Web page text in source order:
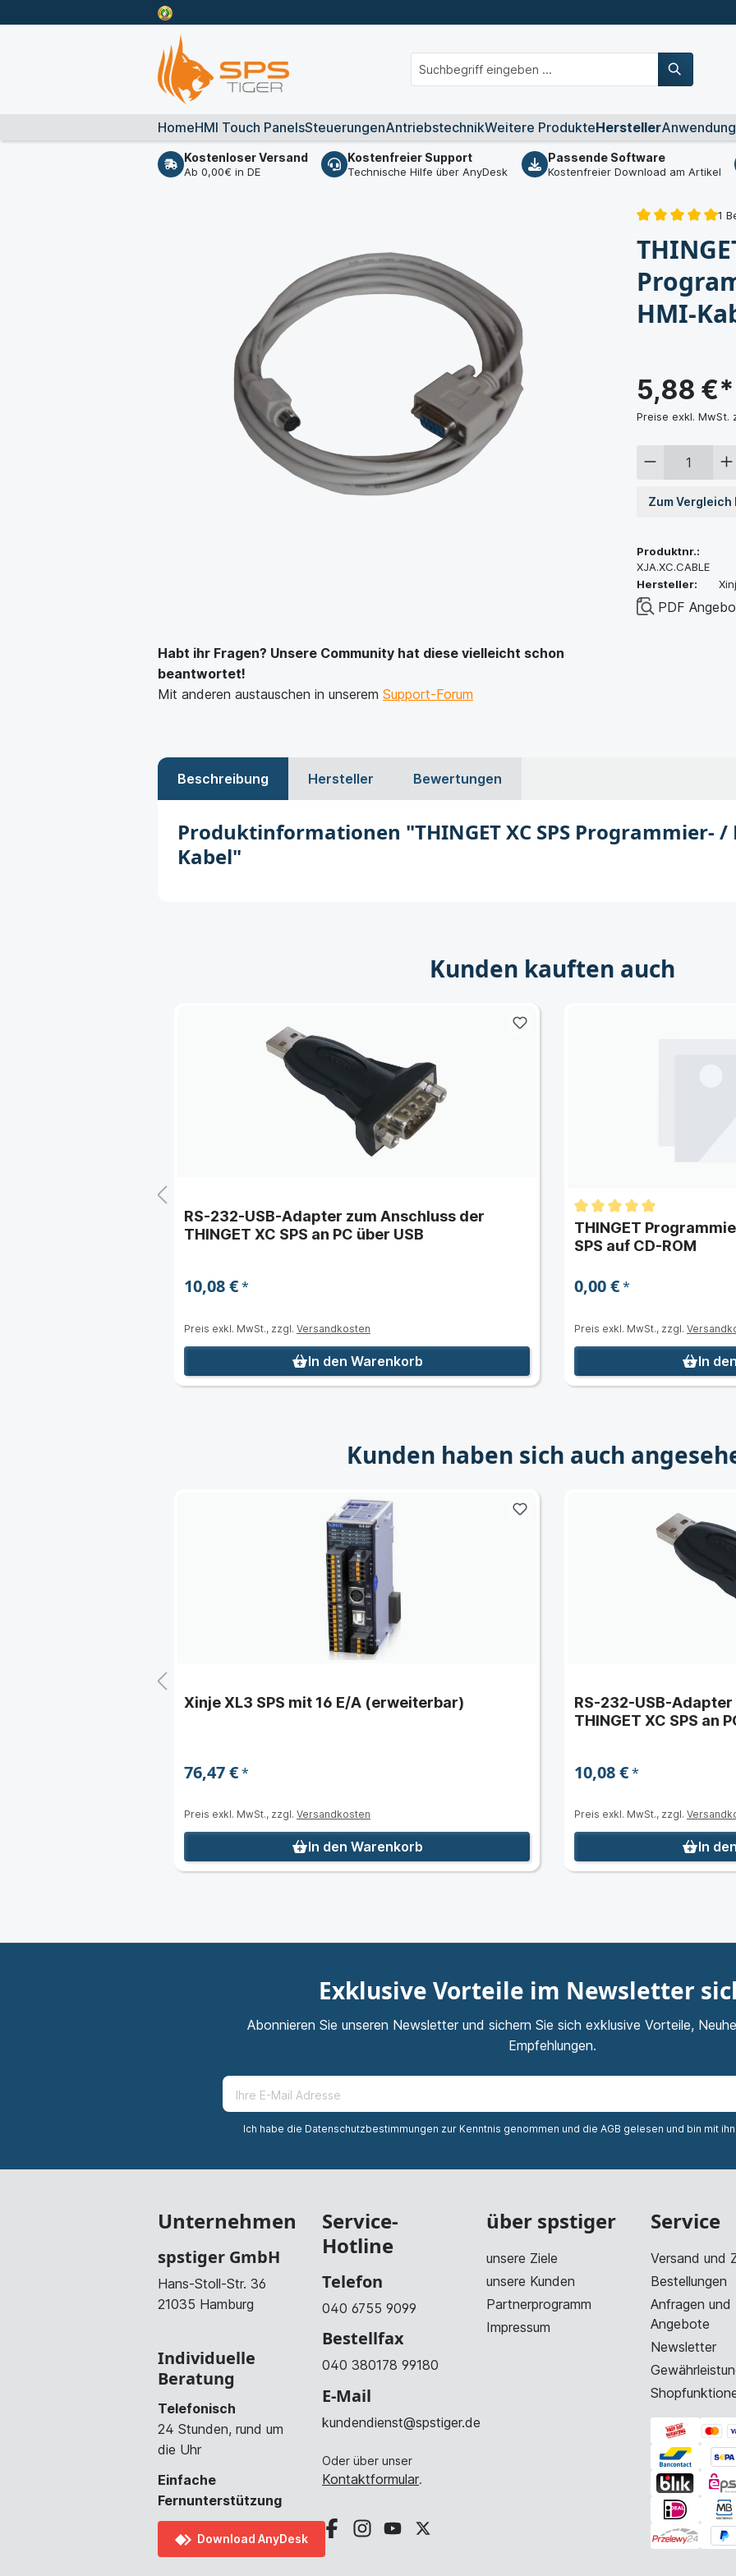
HomeHMI Touch PanelsSteuerungenAntriebstechnikWeitere ProdukteHersteller
Kostenloser Versand
Ab 0,00€ in DE
Kostenfreier Support
Technische Hilfe über AnyDesk
Passende Software
Kostenfreier Download am Artikel
Habt ihr Fragen? Unsere Community hat diese vielleicht schon
beantwortet!
Mit anderen austauschen in unserem Support-Forum
1
HMI-
5,88 €*
Preise exkl. MwSt.
Zum
Produktnr.:
XJA.XC.CABLE
Hersteller:
PDF
Kunden kauften auch
RS-232-USB-Adapter zum Anschluss der
THINGET XC SPS an PC über USB
10,08 €*
Preis exkl. MwSt., zzgl. Versandkosten
In den Warenkorb
THINGET
SPS auf CD-ROM
0,00 €*
Preis exkl. MwSt., zzgl.
In
Kunden haben sich auch
Xinje XL3 SPS mit 16 E/A (erweiterbar)
76,47 €*
Preis exkl. MwSt., zzgl. Versandkosten
In den Warenkorb
RS-232-USB-
THINGET XC SPS an
10,08 €*
Preis exkl. MwSt., zzgl.
In
Beschreibung Hersteller Bewertungen
Produktinformationen "THINGET XC SPS Programmier- /
Kabel"
Exklusive Vorteile im Newsletter
Abonnieren Sie unseren Newsletter und sichern Sie sich exklusive Vorteile,
Empfehlungen.
Ich habe die Datenschutzbestimmungen zur Kenntnis genommen und die AGB gelesen und bin mit
Unternehmen
spstiger GmbH
Hans-Stoll-Str. 36
21035 Hamburg
Individuelle
Beratung
Telefonisch
24 Stunden, rund um
die Uhr
Einfache
Fernunterstützung
Download AnyDesk
Service-
Hotline
Telefon
040 6755 9099
Bestellfax
040 380178 99180
E-Mail
kundendienst@spstiger.de
Oder über unser
Kontaktformular.
über spstiger
unsere Ziele
unsere Kunden
Partnerprogramm
Impressum
Service
Versand und
Bestellungen
Anfragen und
Angebote
Newsletter